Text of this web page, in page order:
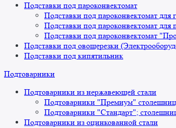
Подставки под пароконвектомат
Подставки под пароконвектомат для
Подставки под пароконвектомат
Подставки под пароконвектомат
Подставки под овощерезки
Подставки под кипятильник
Подтоварники
Подтоварники из нержавеющей стали
Подтоварники "Премиум"
Подтоварники "Стандарт";
Подтоварники из оцинкованной стали